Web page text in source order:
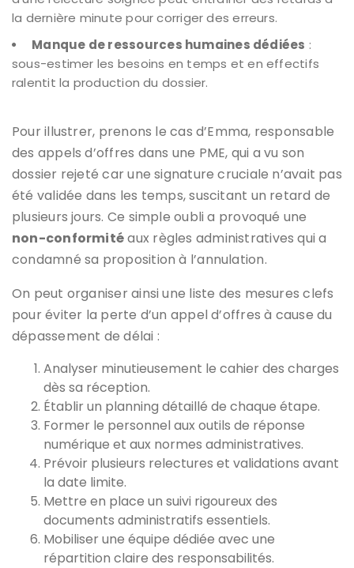
la dernière minute pour corriger des erreurs.
Manque de ressources humaines dédiées :
sous-estimer les besoins en temps et en effectifs
ralentit la production du dossier.
Pour illustrer, prenons le cas d’Emma, responsable
des appels d’offres dans une PME, qui a vu son
dossier rejeté car une signature cruciale n’avait pas
été validée dans les temps, suscitant un retard de
plusieurs jours. Ce simple oubli a provoqué une
non-conformitéaux règles administratives qui a
condamné sa proposition à l’annulation.
On peut organiser ainsi une liste des mesures clefs
pour éviter la perte d’un appel d’offres à cause du
dépassement de délai :
Analyser minutieusement le cahier des charges
dès sa réception.
Établir un planning détaillé de chaque étape.
Former le personnel aux outils de réponse
numérique et aux normes administratives.
Prévoir plusieurs relectures et validations avant
la date limite.
Mettre en place un suivi rigoureux des
documents administratifs essentiels.
Mobiliser une équipe dédiée avec une
répartition claire des responsabilités.